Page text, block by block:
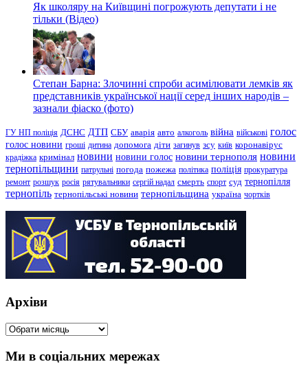
Як школяру на Київщині погрожують депутати і не
тільки (Відео)
Степан Барна: Злочинні спроби асимілювати лемків як
представників української нації серед інших народів –
зазнали фіаско (фото)
ГУ НП поліція ДСНС ДТП СБУ аварія авто алкоголь війна військові голос
голос новини гроші дитина допомога діти загинув зсу київ коронавірус
крадіжка кримінал новини новини голос новини тернополя новини
тернопільщини патрульні погода пожежа політика поліція прокуратура
ремонт розшук росія рятувальники сергій надал смерть спорт суд тернопілля
тернопіль тернопільські новини тернопільщина україна чортків
Архіви
Архіви
Ми в соціальних мережах